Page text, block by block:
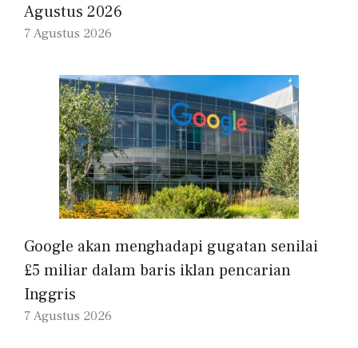
Agustus 2026
7 Agustus 2026
Google akan menghadapi gugatan senilai
£5 miliar dalam baris iklan pencarian
Inggris
7 Agustus 2026